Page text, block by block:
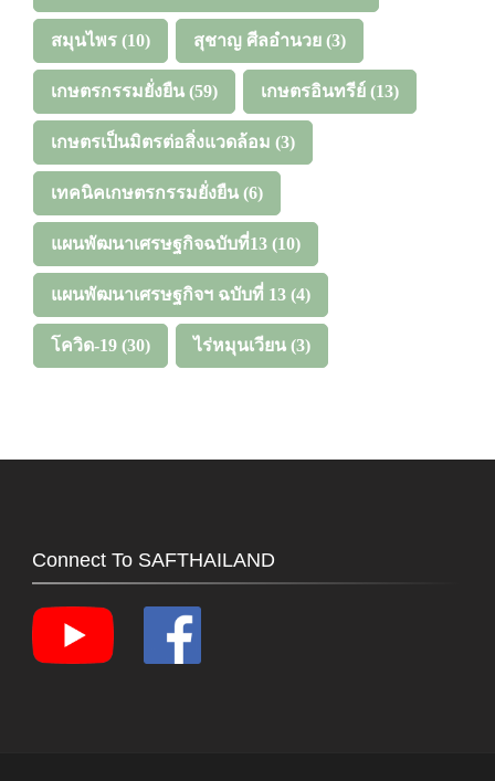
สมุนไพร (10) สุชาญ ศีลอำนวย (3)
เกษตรกรรมยั่งยืน (59) เกษตรอินทรีย์ (13)
เกษตรเป็นมิตรต่อสิ่งแวดล้อม (3)
เทคนิคเกษตรกรรมยั่งยืน (6)
แผนพัฒนาเศรษฐกิจฉบับที่13 (10)
แผนพัฒนาเศรษฐกิจฯ ฉบับที่ 13 (4)
โควิด-19 (30) ไร่หมุนเวียน (3)
Connect To SAFTHAILAND